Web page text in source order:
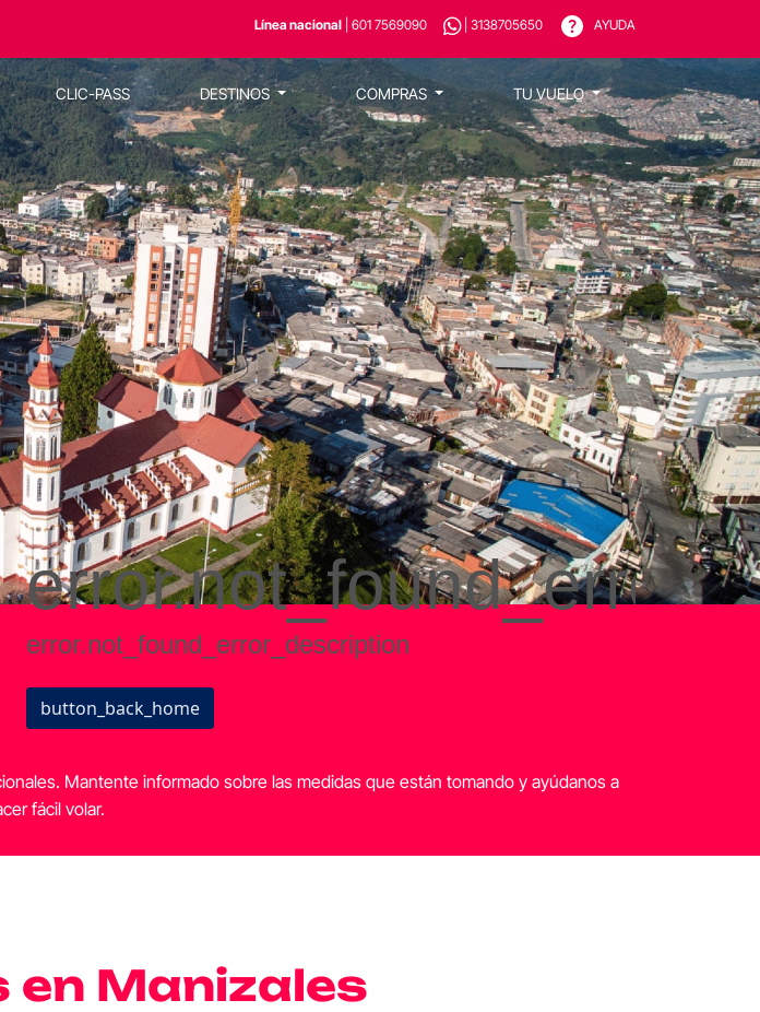
Línea nacional | 601 7569090 | 3138705650 AYUDA
CLIC-PASS DESTINOS COMPRAS TU VUELO
Mantente informado sobre las medidas que están tomando y ayúdanos a
fácil volar.
Manizales